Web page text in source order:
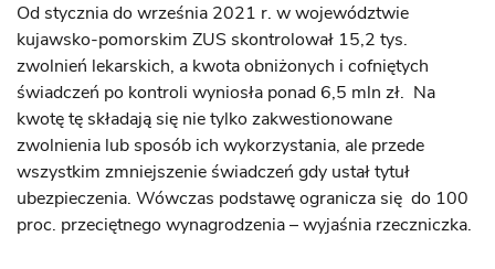
Od stycznia do września 2021 r. w województwie
kujawsko-pomorskim ZUS skontrolował 15,2 tys.
zwolnień lekarskich, a kwota obniżonych i cofniętych
świadczeń po kontroli wyniosła ponad 6,5 mln zł. Na
kwotę tę składają się nie tylko zakwestionowane
zwolnienia lub sposób ich wykorzystania, ale przede
wszystkim zmniejszenie świadczeń gdy ustał tytuł
ubezpieczenia. Wówczas podstawę ogranicza się do 100
proc. przeciętnego wynagrodzenia – wyjaśnia rzeczniczka.